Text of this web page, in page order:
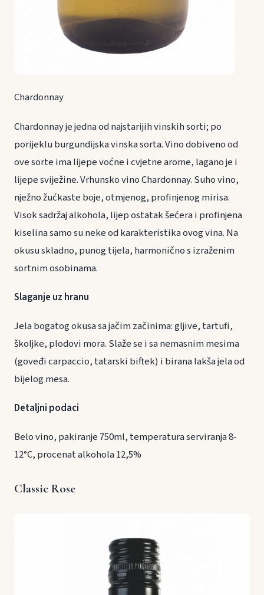
Chardonnay
Chardonnay je jedna od najstarijih vinskih sorti; po
porijeklu burgundijska vinska sorta. Vino dobiveno od
ove sorte ima lijepe voćne i cvjetne arome, lagano je i
lijepe sviježine. Vrhunsko vino Chardonnay. Suho vino,
nježno žućkaste boje, otmjenog, profinjenog mirisa.
Visok sadržaj alkohola, lijep ostatak šećera i profinjena
kiselina samo su neke od karakteristika ovog vina. Na
okusu skladno, punog tijela, harmonično s izraženim
sortnim osobinama.
Slaganje uz hranu
Jela bogatog okusa sa jačim začinima: gljive, tartufi,
školjke, plodovi mora. Slaže se i sa nemasnim mesima
(goveđi carpaccio, tatarski biftek) i birana lakša jela od
bijelog mesa.
Detaljni podaci
Belo vino, pakiranje 750ml, temperatura serviranja 8-
12°C, procenat alkohola 12,5%
Classic Rose